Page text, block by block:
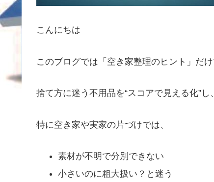
こんにちは
このブログでは「空き家整理のヒント」だけ
捨て方に迷う不用品を“スコアで見える化”
特に空き家や実家の片づけでは、
素材が不明で分別できない
小さいのに粗大扱い？と迷う